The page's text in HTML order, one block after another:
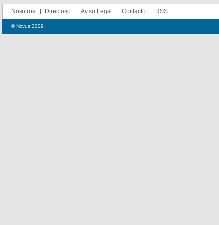
Nosotros Directorio Aviso Legal Contacto RSS
© Novus 2009